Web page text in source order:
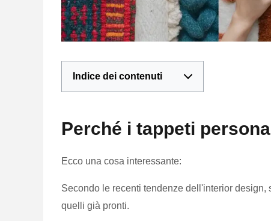
Indice dei contenuti
Perché i tappeti
Ecco una cosa interessante:
Secondo le recenti tendenze dell'interior
quelli già pronti.